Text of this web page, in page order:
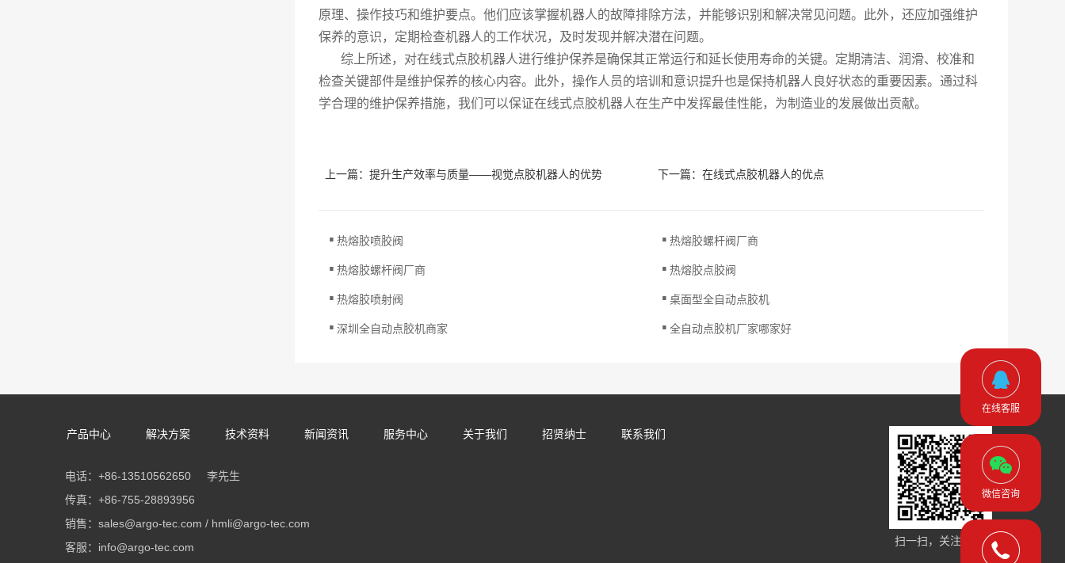
原理、操作技巧和维护要点。他们应该掌握机器人的故障排除方法，并能够识别和解决常见问题。此外，还应加强维护
保养的意识，定期检查机器人的工作状况，及时发现并解决潜在问题。
综上所述，对在线式点胶机器人进行维护保养是确保其正常运行和延长使用寿命的关键。定期清洁、润滑、校准和
检查关键部件是维护保养的核心内容。此外，操作人员的培训和意识提升也是保持机器人良好状态的重要因素。通过科
学合理的维护保养措施，我们可以保证在线式点胶机器人在生产中发挥最佳性能，为制造业的发展做出贡献。
上一篇： 提升生产效率与质量——视觉点胶机器人的优势 下一篇： 在线式点胶机器人的优点
热熔胶喷胶阀
. 热熔胶螺杆阀厂商
.
热熔胶螺杆阀厂商
. 热熔胶点胶阀
.
热熔胶喷射阀
. 桌面型全自动点胶机
.
深圳全自动点胶机商家
. 全自动点胶机厂家哪家好
.
产品中心 解决方案 技术资料 新闻资讯 服务中心 关于我们 招贤纳士 联系我们
电话：+86-13510562650 李先生
传真：+86-755-28893956
销售：sales@argo-tec.com / hmli@argo-tec.com
客服：info@argo-tec.com
扫一扫，关注手机站
在线客服
微信咨询